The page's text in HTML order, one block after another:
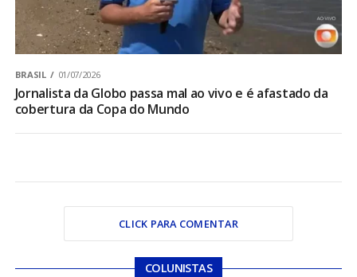
BRASIL 01/07/2026
Jornalista da Globo passa mal ao vivo e é afastado da
cobertura da Copa do Mundo
CLICK PARA COMENTAR
COLUNISTAS